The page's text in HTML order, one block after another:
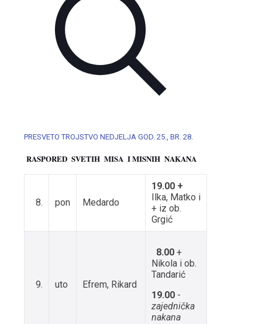
PRESVETO TROJSTVO NEDJELJA GOD. 25., BR. 28.
RASPORED SVETIH MISA IMISNIH NAKANA
8. pon Medardo
19.00 +
Ilka, Matko i
+ iz ob.
Grgić
9. uto Efrem, Rikard
8.00 +
Nikola i ob.
Tandarić
19.00 -
zajednička
nakana